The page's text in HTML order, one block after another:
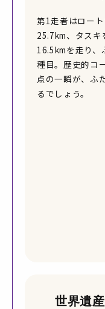
第1走者はロー
25.7km、タスキ
16.5kmを走り、
種目。歴史的コ
点の一瞬が、ふ
るでしょう。
世界遺